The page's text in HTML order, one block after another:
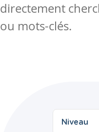
directement
ou mots-clés.